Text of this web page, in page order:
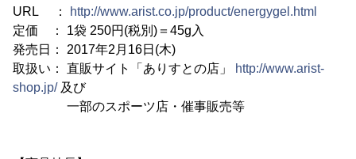
URL ：
http://www.arist.co.jp/product/energygel.html
定価 ： 1袋 250円(税別)＝45g入
発売日： 2017年2月16日(木)
取扱い： 直販サイト「ありすとの店」
http://www.arist-
shop.jp/及び
一部のスポーツ店・催事販売等